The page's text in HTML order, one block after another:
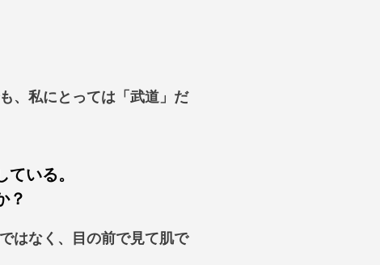
、私にとっては「武道」だ
いる。
？
はなく、目の前で見て肌で